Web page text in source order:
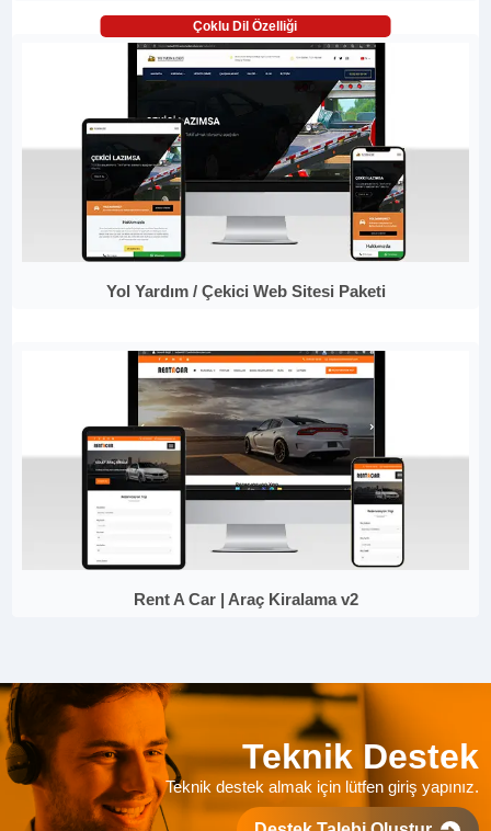
Çoklu Dil Özelliği
Yol Yardım / Çekici Web Sitesi Paketi
Rent A Car | Araç Kiralama v2
Teknik Destek
Teknik destek almak için lütfen giriş yapınız.